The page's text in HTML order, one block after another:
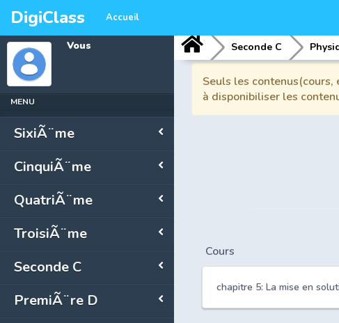
DigiClass Accueil
Vous
MENU
SixiÃ¨me
CinquiÃ¨me
QuatriÃ¨me
TroisiÃ¨me
Seconde C
PremiÃ¨re D
Seconde C
Seuls les
à disponibiliser les
Cours
chapitre 5: La mise en